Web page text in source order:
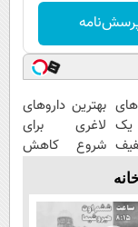
یک
بهترین داروهای
لاغری برای
شروع کاهش
نزدیکت!